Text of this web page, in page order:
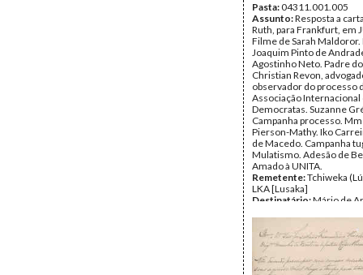
Pasta:04311.001.005
Assunto:Resposta a
Ruth, para Frankfurt, em
Filme de Sarah
Joaquim Pinto de
Agostinho Neto. Padre
Christian Revon,
observador do processo
Associação Internacional
Democratas. Suzanne
Campanha processo.
Pierson-Mathy. Iko
de Macedo. Campanha
Mulatismo. Adesão de
Amado à UNITA.
Remetente:Tchiweka
LKA [Lusaka]
Destinatário:Mário de
Fundo:Arquivo Mário
Andrade
Tipo Documental:
Página(s):2